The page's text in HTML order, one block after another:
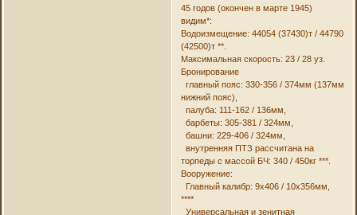
45 годов (окончен в марте 1945)
видим*:
Водоизмещение: 44054 (37430)т / 44790
(42500)т **.
Максимальная скорость: 23 / 28 уз.
Бронирование
главный пояс: 330-356 / 374мм (137мм
нижний пояс),
палуба: 111-162 / 136мм,
барбеты: 305-381 / 324мм,
башни: 229-406 / 324мм,
внутренняя ПТЗ рассчитана на
торпеды с массой БЧ: 340 / 450кг ***.
Вооружение:
Главный калибр: 9х406 / 10х356мм,
****
Универсальная и зенитная